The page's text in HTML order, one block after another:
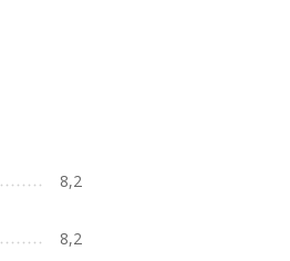
8,2
8,2